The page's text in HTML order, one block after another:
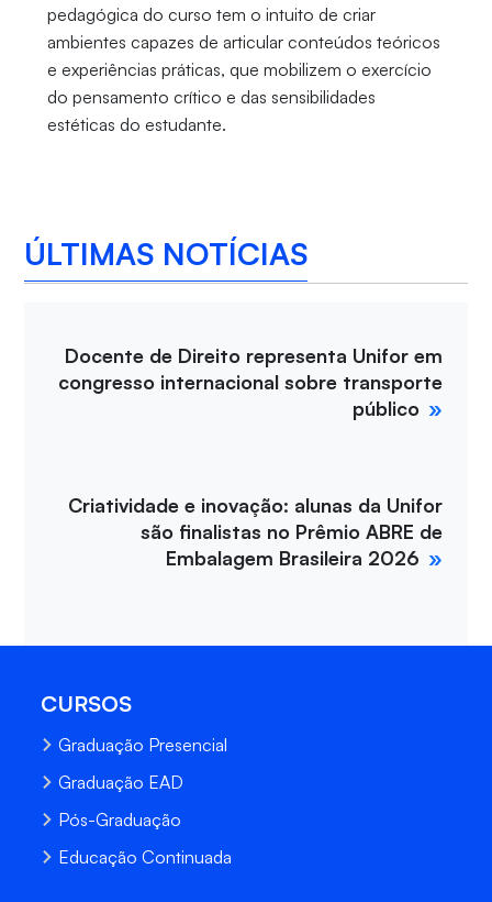
pedagógica do curso tem o intuito de criar
ambientes capazes de articular conteúdos teóricos
e experiências práticas, que mobilizem o exercício
do pensamento crítico e das sensibilidades
estéticas do estudante.
ÚLTIMAS NOTÍCIAS
Docente de Direito representa Unifor em
congresso internacional sobre transporte
público
Criatividade e inovação: alunas da Unifor
são finalistas no Prêmio ABRE de
Embalagem Brasileira 2026
CURSOS
Graduação Presencial
Graduação EAD
Pós-Graduação
Educação Continuada